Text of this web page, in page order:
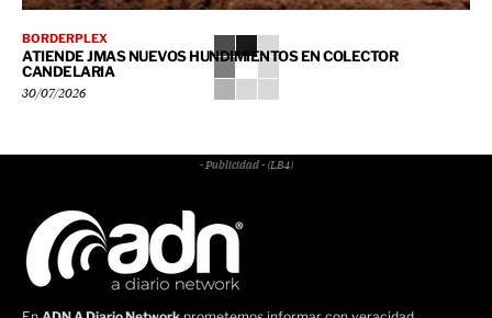
BORDERPLEX
ATIENDE JMAS NUEVOS HUNDIMIENTOS EN COLECTOR
CANDELARIA
30/07/2026
- Publicidad - (LB4)